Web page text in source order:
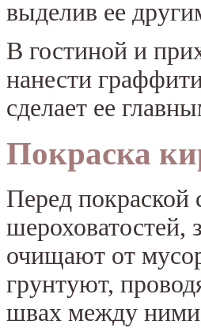
выделив ее
В гостиной и
нанести
сделает ее
Покраска
Перед покраской
шероховатостей,
очищают от
грунтуют,
швах между